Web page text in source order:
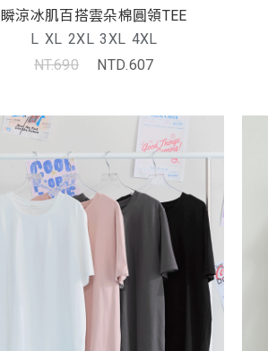
瞬涼冰肌百搭雲朵棉圓領TEE
L XL 2XL 3XL 4XL
NT.690
NTD.607